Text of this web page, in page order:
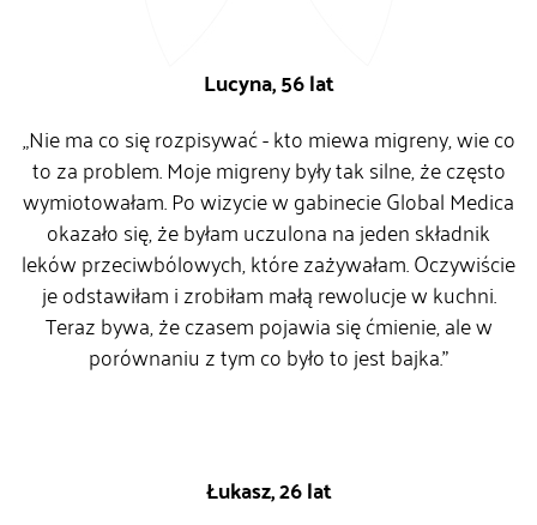
Lucyna, 56 lat
„Nie ma co się rozpisywać - kto miewa migreny, wie co
to za problem. Moje migreny były tak silne, że często
wymiotowałam. Po wizycie w gabinecie Global Medica
okazało się, że byłam uczulona na jeden składnik
leków przeciwbólowych, które zażywałam. Oczywiście
je odstawiłam i zrobiłam małą rewolucje w kuchni.
Teraz bywa, że czasem pojawia się ćmienie, ale w
porównaniu z tym co było to jest bajka.”
Łukasz, 26 lat